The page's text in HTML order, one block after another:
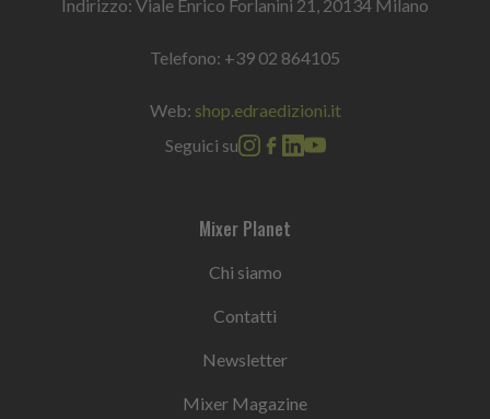
Indirizzo: Viale Enrico Forlanini 21, 20134 Milano
Telefono: +39 02 864105
Web: shop.edraedizioni.it
Seguici su
Mixer Planet
Chi siamo
Contatti
Newsletter
Mixer Magazine